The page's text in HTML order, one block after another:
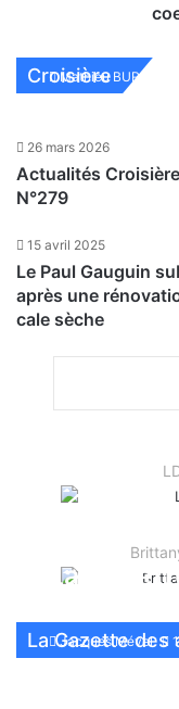
Croisière
Mathieu BURNEL
26 mars 2026
Actualités Croisière
N°279
15 avril 2025
Le Paul Gauguin
après une
cale sèche
La Gazette des
La
Jacques Mével